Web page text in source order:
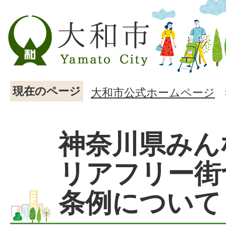
現在のページ 大和市公式ホームページ
神奈川県み
リアフリー
条例について